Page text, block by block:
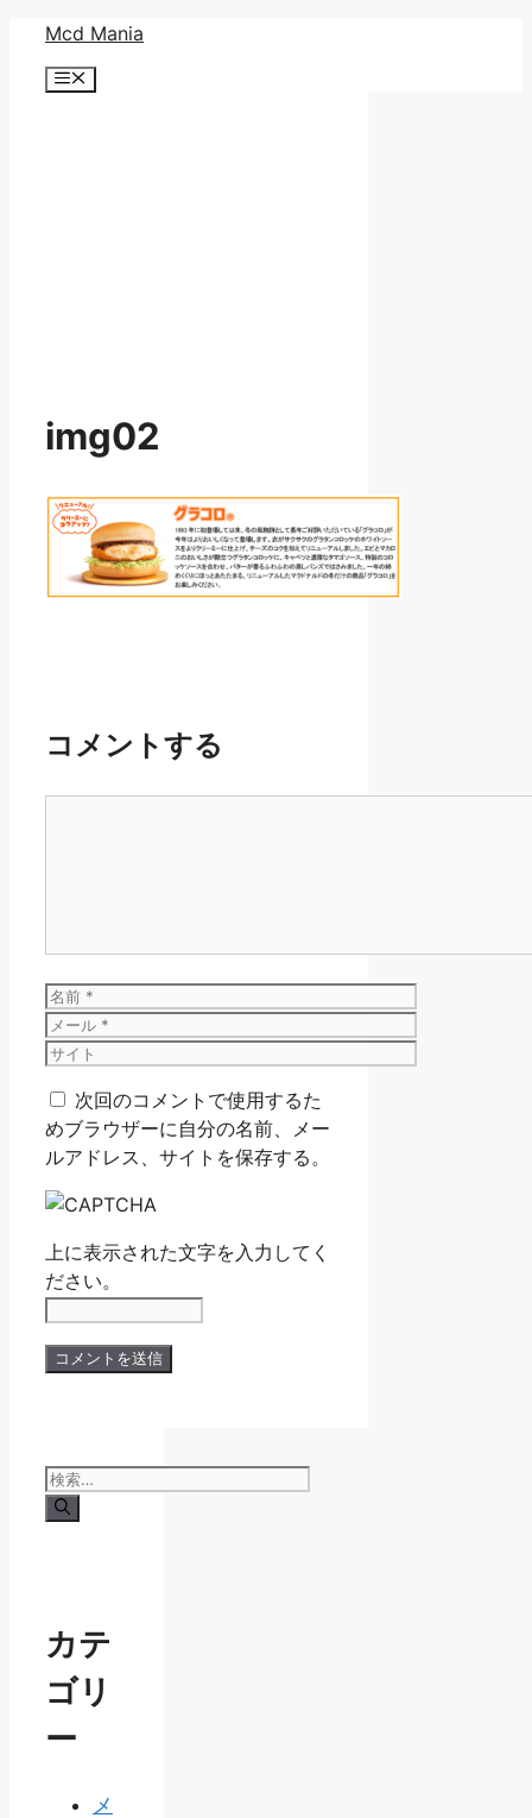
Mcd Mania
メ
img02
コメントする
名
前
メ
ー
サ
ト 次回のコメントで使用するた
めブラウザーに自分の名前、メー
ルアドレス、サイトを保存する。
上に表示された文字を入力してく
ださい。
検
索:
カテ
ゴリ
ー
メ